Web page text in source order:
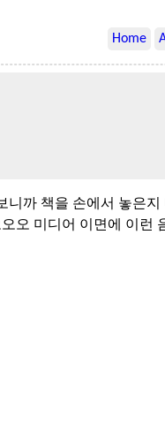
Home
니까 책을 손에서 놓은지
오오 미디어 이면에 이런